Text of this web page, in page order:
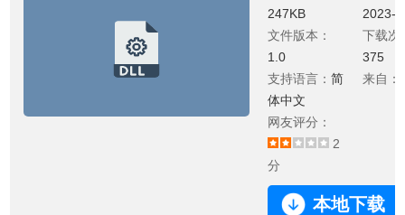
247KB
文件版本：
1.0
支持语言：简
体中文
网友评分：
2
分
2023-
下载次
375
来自：
本地下载